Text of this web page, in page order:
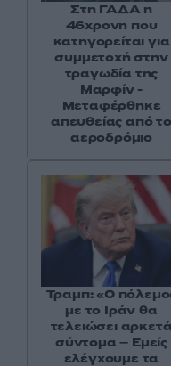
Στη ΓΑΔΑ η
46χρονη που
κατηγορείται για
συμμετοχή στην
τραγωδία της
Μαρφίν -
Μεταφέρθηκε
απευθείας από το
αεροδρόμιο
Τραμπ: «Ο
με το Ιράν θα
τελειώσει αρκετά
σύντομα – Εμείς
ελέγχουμε τα